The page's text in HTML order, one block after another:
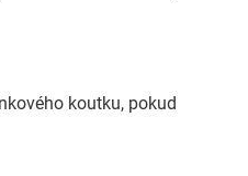
koutku, pokud